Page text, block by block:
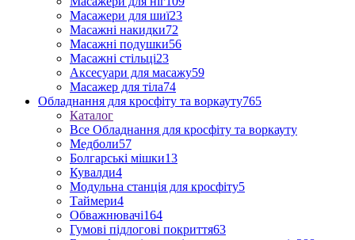
Масажери для шиї23
Масажні накидки72
Масажні подушки56
Масажні стільці23
Аксесуари для масажу59
Масажер для тіла74
Обладнання для кросфіту та воркауту765
Каталог
Все Обладнання для кросфіту та воркауту
Медболи57
Болгарські мішки13
Кувалди4
Модульна станція для кросфіту5
Таймери4
Обважнювачі164
Гумові підлогові покриття63